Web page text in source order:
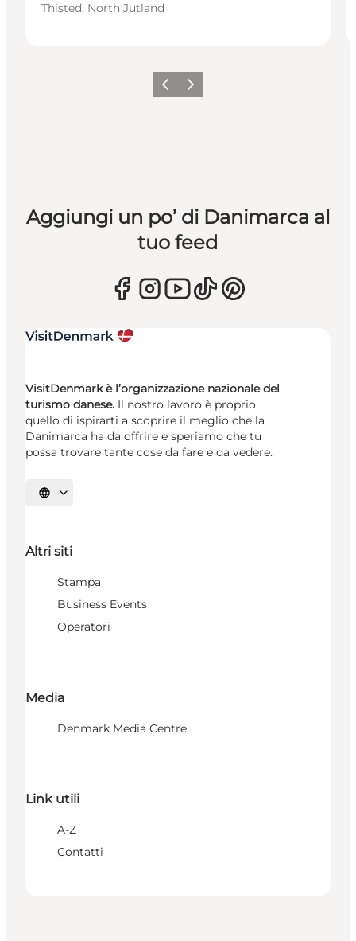
Thisted, North Jutland
Precedente
Avanti
Aggiungi un po’ di Danimarca al
tuo feed
VisitDenmark è l’organizzazione nazionale del
turismo danese. Il nostro lavoro è proprio
quello di ispirarti a scoprire il meglio che la
Danimarca ha da offrire e speriamo che tu
possa trovare tante cose da fare e da vedere.
Seleziona la lingua
Altri siti
Stampa
Business Events
Operatori
Media
Denmark Media Centre
Link utili
A-Z
Contatti